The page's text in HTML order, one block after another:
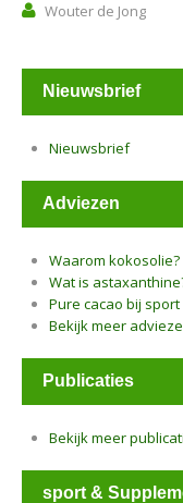
Wouter de Jong
Nieuwsbrief
Nieuwsbrief
Adviezen
Waarom kokosolie?
Wat is
Pure cacao bij sport
Bekijk meer
Publicaties
Bekijk meer
sport &